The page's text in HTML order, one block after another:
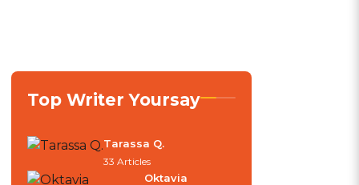
Top Writer Yoursay
Tarassa Q.
33 Articles
Oktavia